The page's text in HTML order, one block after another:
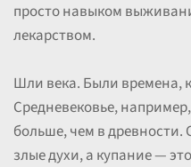
просто навыком
лекарством.
Шли века. Были времена,
Средневековье,
больше, чем в древности.
злые духи, а купание —